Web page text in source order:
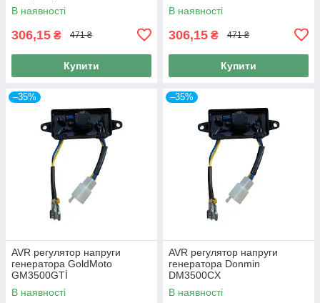
В наявності
306,15 ₴ 471 ₴
Купити
В наявності
306,15 ₴ 471 ₴
Купити
–35%
AVR регулятор напруги
генератора GoldMoto
GM3500GTİ
В наявності
–35%
AVR регулятор напруги
генератора Donmin
DM3500CX
В наявності